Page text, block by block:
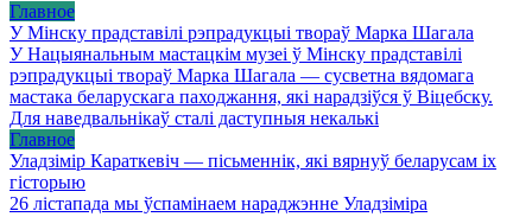
Главное
У Мінску прадставілі рэпрадукцыі твораў Марка Шагала
У Нацыянальным мастацкім музеі ў Мінску прадставілі
рэпрадукцыі твораў Марка Шагала — сусветна вядомага
мастака беларускага паходжання, які нарадзіўся ў Віцебску.
Для наведвальнікаў сталі даступныя некалькі
Главное
Уладзімір Караткевіч — пісьменнік, які вярнуў беларусам іх
гісторыю
26 лістапада мы ўспамінаем нараджэнне Уладзіміра